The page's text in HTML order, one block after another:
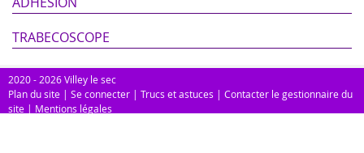
TRABECOSCOPE
2020 - 2026 Villey le sec
Plan du site | Se connecter | Trucs et astuces | Contacter le gestionnaire du
site | Mentions légales